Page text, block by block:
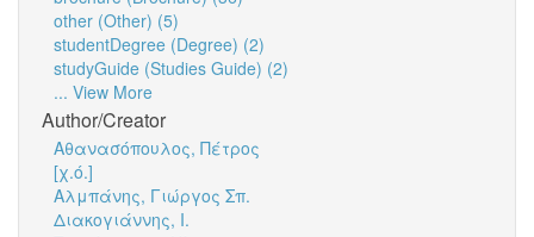
other (Other) (5)
studentDegree (Degree) (2)
studyGuide (Studies Guide) (2)
... View More
Author/Creator
Αθανασόπουλος, Πέτρος
[χ.ό.]
Αλμπάνης, Γιώργος Σπ.
Διακογιάννης, Ι.